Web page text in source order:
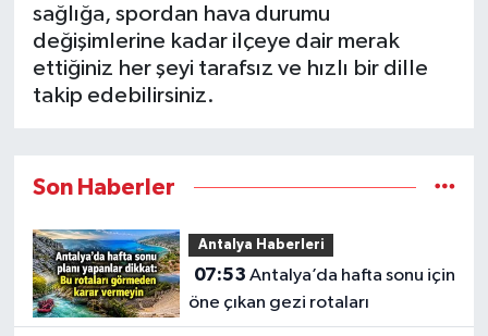
sağlığa, spordan hava durumu
değişimlerine kadar ilçeye dair merak
ettiğiniz her şeyi tarafsız ve hızlı bir dille
takip edebilirsiniz.
Son Haberler
Antalya Haberleri
07:53
öne çıkan gezi rotaları